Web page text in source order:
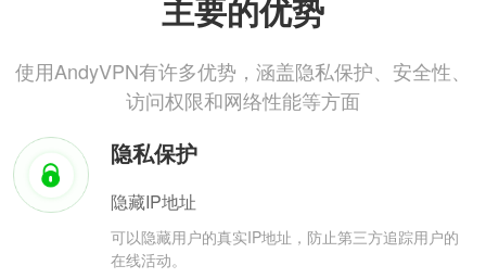
主要的优势
使用AndyVPN有许多优势，涵盖隐私保护、安全性、
访问权限和网络性能等方面
隐私保护
隐藏IP地址
可以隐藏用户的真实IP地址，防止第三方追踪用户的
在线活动。